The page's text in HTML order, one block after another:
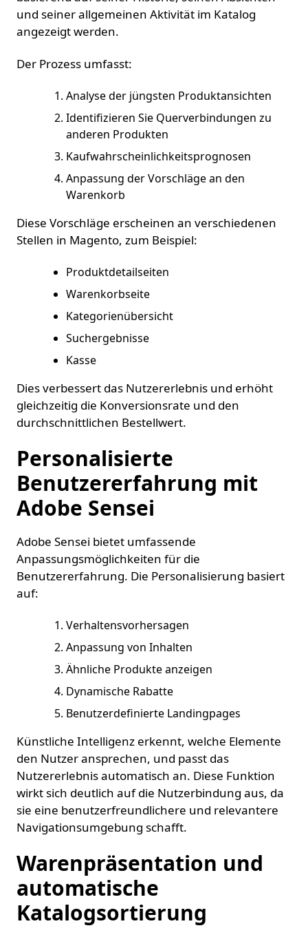
und seiner allgemeinen Aktivität im Katalog
angezeigt werden.
Der Prozess umfasst:
Analyse der jüngsten Produktansichten
Identifizieren Sie Querverbindungen zu
anderen Produkten
Kaufwahrscheinlichkeitsprognosen
Anpassung der Vorschläge an den
Warenkorb
Diese Vorschläge erscheinen an verschiedenen
Stellen in Magento, zum Beispiel:
Produktdetailseiten
Warenkorbseite
Kategorienübersicht
Suchergebnisse
Kasse
Dies verbessert das Nutzererlebnis und erhöht
gleichzeitig die Konversionsrate und den
durchschnittlichen Bestellwert.
Personalisierte
Benutzererfahrung mit
Adobe Sensei
Adobe Sensei bietet umfassende
Anpassungsmöglichkeiten für die
Benutzererfahrung. Die Personalisierung basiert
auf:
Verhaltensvorhersagen
Anpassung von Inhalten
Ähnliche Produkte anzeigen
Dynamische Rabatte
Benutzerdefinierte Landingpages
Künstliche Intelligenz erkennt, welche Elemente
den Nutzer ansprechen, und passt das
Nutzererlebnis automatisch an. Diese Funktion
wirkt sich deutlich auf die Nutzerbindung aus, da
sie eine benutzerfreundlichere und relevantere
Navigationsumgebung schafft.
Warenpräsentation und
automatische
Katalogsortierung